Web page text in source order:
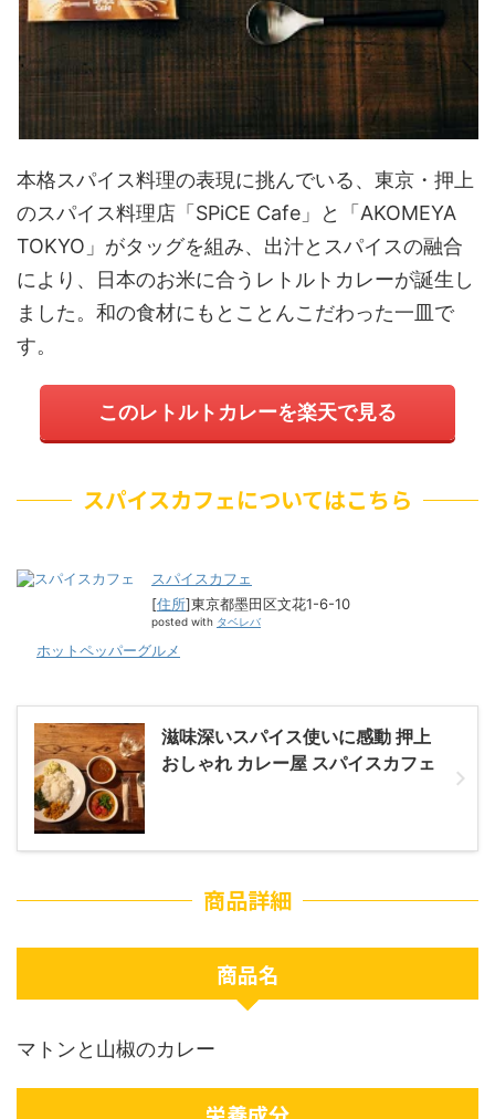
本格スパイス料理の表現に挑んでいる、東京・押上
のスパイス料理店「SPiCE Cafe」と「AKOMEYA
TOKYO」がタッグを組み、出汁とスパイスの融合
により、日本のお米に合うレトルトカレーが誕生し
ました。和の食材にもとことんこだわった一皿で
す。
このレトルトカレーを楽天で見る
スパイスカフェについてはこちら
スパイスカフェ
[住所]東京都墨田区文花1-6-10
posted with タベレバ
ホットペッパーグルメ
滋味深いスパイス使いに感動 押上
おしゃれ カレー屋 スパイスカフェ
商品詳細
商品名
マトンと山椒のカレー